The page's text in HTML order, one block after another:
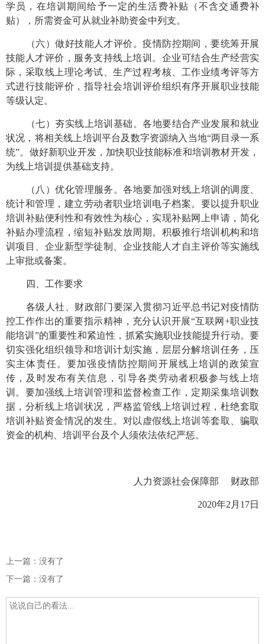
学员，在培训期间给予一定的生活费补贴（不含交通费补
贴），所需资金可从就业补助资金中列支。
（六）做好技能人才评价。疫情防控期间，要统筹开展
技能人才评价，服务支持线上培训。企业可结合生产经营实
际，采取线上理论考试、生产过程考核、工作业绩考评等方
式进行技能评价，指导社会培训评价组织有序开展职业技能
等级认定。
（七）夯实线上培训基础。各地要结合产业发展和就业
状况，将相关线上培训平台及数字资源纳入当地“两目录一系
统”。做好新职业开发，加快职业技能标准和培训教材开发，
为线上培训提供基础支持。
（八）优化管理服务。各地要加强对线上培训的调度、
统计和管理，建立劳动者职业培训电子档案。要以提升职业
培训补贴便利性和有效性为核心，实现补贴网上申请，简化
补贴办理流程，缩短补贴发放周期。积极推行培训机构和培
训项目、企业新型学徒制、企业技能人才自主评价等实施线
上审批或备案。
四、工作要求
各级人社、财政部门要深入贯彻习近平总书记对疫情防
控工作作出的重要指示精神，充分认识开展“互联网+职业技
能培训”的重要性和紧迫性，抓紧实施职业技能提升行动。要
切实强化组织领导和培训计划实施，层层分解培训任务，压
实主体责任。要加强疫情防控期间开展线上培训的政策宣
传，及时发布有关信息，引导各类劳动者积极参与线上培
训。要加强线上培训管理和监督检查工作，定期采集培训数
据，分析线上培训状况，严格监管线上培训过程，杜绝套取
培训补贴资金情况的发生。对以虚假线上培训等套取、骗取
资金的机构、培训平台及个人须依法依纪严惩。
人力资源社会保障部 财政部
2020年2月17日
上一篇：没有了
下一篇：没有了